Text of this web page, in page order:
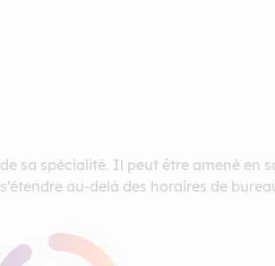
sa spécialité. Il peut être amené en
au-delà des horaires de